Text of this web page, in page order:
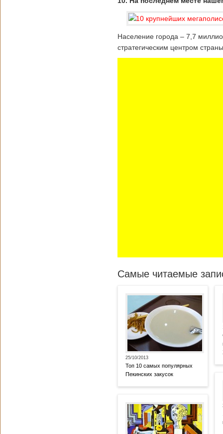
Население города – 7,7
стратегическим центром
Самые читаемые
25/10/2013
Топ 10 самых популярных
Пекинских закусок